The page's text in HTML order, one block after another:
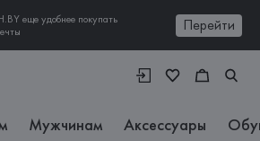
еще удобнее покупать
Перейти
Мужчинам Аксессуары